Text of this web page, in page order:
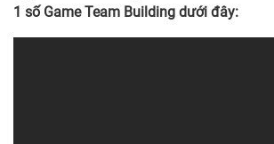
1 số Game Team Building dưới đây: